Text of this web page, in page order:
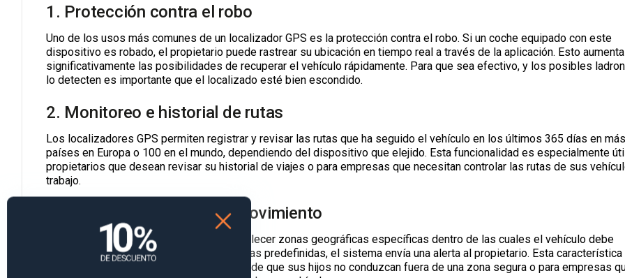
1. Protección contra el robo
Uno de los usos más comunes de un localizador GPS es la protección contra el robo. Si un coche equipado con este
dispositivo es robado, el propietario puede rastrear su ubicación en tiempo real a través de la aplicación. Esto aumenta
significativamente las posibilidades de recuperar el vehículo rápidamente. Para que sea efectivo, y los posibles
lo detecten es importante que el localizado esté bien escondido.
2. Monitoreo e historial de rutas
Los localizadores GPS permiten registrar y revisar las rutas que ha seguido el vehículo en los últimos 365 días en
países en Europa o 100 en el mundo, dependiendo del dispositivo que elejido. Esta funcionalidad es especialmente
propietarios que desean revisar su historial de viajes o para empresas que necesitan controlar las rutas de sus
trabajo.
3. Geo vallas y alertas de movimiento
geo vallas
permite establecer zonas geográficas específicas dentro de las cuales el vehículo debe
permanecer. Si el coche sale de estas áreas predefinidas, el sistema envía una alerta al propietario. Esta característica
ideal para padres que desean asegurarse de que sus hijos no conduzcan fuera de una zona segura o para empresas